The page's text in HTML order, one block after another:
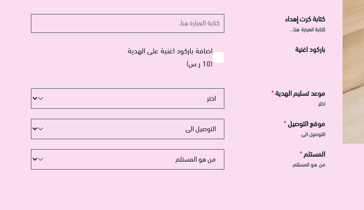
كتابة كرت إهداء
كتابة العبارة هنا..
باركود اغنية
اضافة باركود اغنية على الهدية
(10 ر.س)
موعد تسليم الهدية*
اختر
موقع التوصيل*
التوصيل الى
المستلم*
من هو المستلم